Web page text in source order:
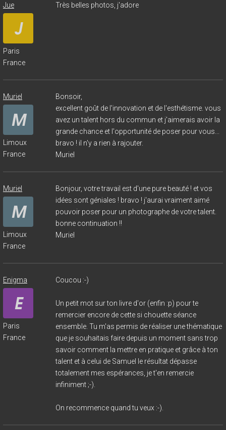
Jue
Paris
France
Très belles photos, j'adore
Muriel
Limoux
France
Bonsoir,
excellent goût de l'innovation et de l'esthétisme. vous
avez un talent hors du commun et j'aimerais avoir la
grande chance et l'opportunité de poser pour vous...
bravo ! il n'y a rien à rajouter.
Muriel
Muriel
Limoux
France
Bonjour, votre travail est d'une pure beauté ! et vos
idées sont géniales ! bravo ! j'aurai vraiment aimé
pouvoir poser pour un photographe de votre talent.
bonne continuation !!
Muriel
Enigma
Paris
France
Coucou :-)
Un petit mot sur ton livre d'or (enfin :p) pour te
remercier encore de cette si chouette séance
ensemble. Tu m'as permis de réaliser une thématique
que je souhaitais faire depuis un moment sans trop
savoir comment la mettre en pratique et grâce à ton
talent et à celui de Samuel le résultat dépasse
totalement mes espérances, je t'en remercie
infiniment ;-).
On recommence quand tu veux :-).